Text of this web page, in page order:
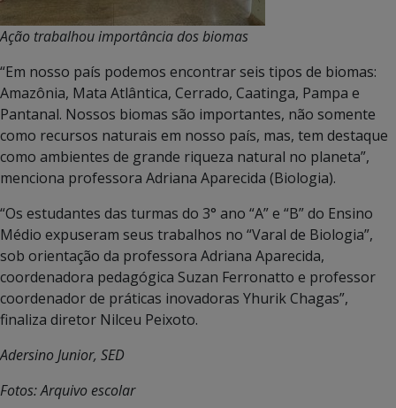
Ação trabalhou importância dos biomas
“Em nosso país podemos encontrar seis tipos de biomas:
Amazônia, Mata Atlântica, Cerrado, Caatinga, Pampa e
Pantanal. Nossos biomas são importantes, não somente
como recursos naturais em nosso país, mas, tem destaque
como ambientes de grande riqueza natural no planeta”,
menciona professora Adriana Aparecida (Biologia).
“Os estudantes das turmas do 3° ano “A” e “B” do Ensino
Médio expuseram seus trabalhos no “Varal de Biologia”,
sob orientação da professora Adriana Aparecida,
coordenadora pedagógica Suzan Ferronatto e professor
coordenador de práticas inovadoras Yhurik Chagas”,
finaliza diretor Nilceu Peixoto.
Adersino Junior, SED
Fotos: Arquivo escolar